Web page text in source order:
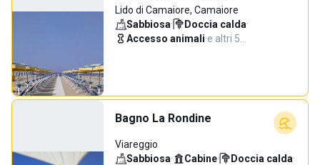
Lido di Camaiore, Camaiore
Sabbiosa· Doccia calda·
Accesso animali·e altri 5…
Bagno La Rondine
Viareggio
Sabbiosa· Cabine· Doccia calda·